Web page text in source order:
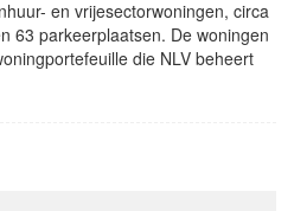
en vrijesectorwoningen, circa
63 parkeerplaatsen. De woningen
die NLV beheert